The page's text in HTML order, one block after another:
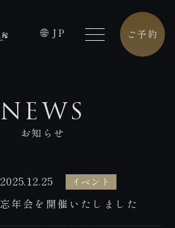
JP ご予約
館内施設
CAFE
ACCESS
アクセス
NEWS
お知らせ
2025.12.25 イベント
忘年会を開催いたしました